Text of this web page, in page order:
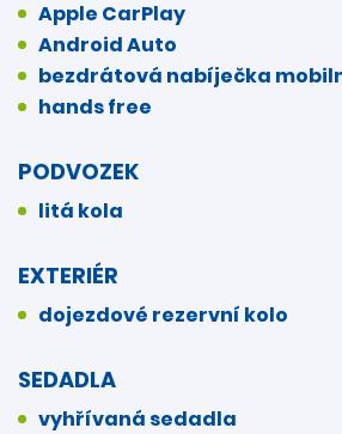
Apple CarPlay
Android Auto
bezdrátová nabíječka
hands free
PODVOZEK
litá kola
EXTERIÉR
dojezdové rezervní kolo
SEDADLA
vyhřívaná sedadla